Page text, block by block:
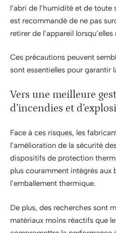
l’abri de l’humidité et de
est recommandé de ne pas
retirer de l’appareil
Ces précautions peuvent
sont essentielles pour garantir
Vers une meilleure
d’incendies et
Face à ces risques, les
l’amélioration de la sécurité
dispositifs de protection
plus couramment intégrés aux
l’emballement thermique.
De plus, des recherches sont
matériaux moins réactifs que